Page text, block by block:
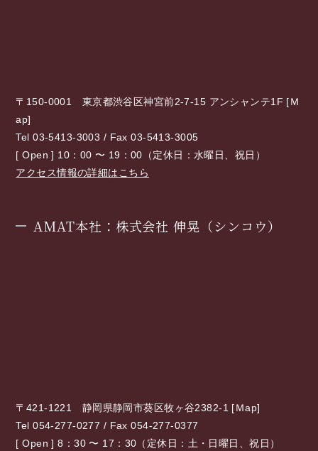
〒150-0001 東京都渋谷区神宮前2-7-15 アンシャンテ1F [Ｍ
ap]
Tel 03-5413-3003 / Fax 03-5413-3005
[ Open ] 10：00 〜 19：00（定休日：水曜日、祝日）
アクセス情報の詳細はこちら
AMAT本社：株式会社 伸晃（シンコウ）
〒421-1221 静岡県静岡市葵区牧ヶ谷2382-1 [Ｍap]
Tel 054-277-0277 / Fax 054-277-0377
[ Open ] 8：30 〜 17：30（定休日：土・日曜日、祝日）